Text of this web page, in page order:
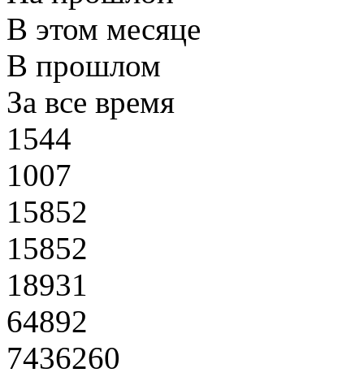
В этом месяце
В прошлом
За все время
1544
1007
15852
15852
18931
64892
7436260